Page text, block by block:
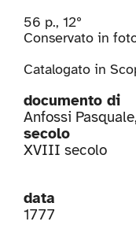
56 p., 12º
Conservato in
Catalogato in
documento di
Anfossi Pasquale
secolo
XVIII secolo
data
1777